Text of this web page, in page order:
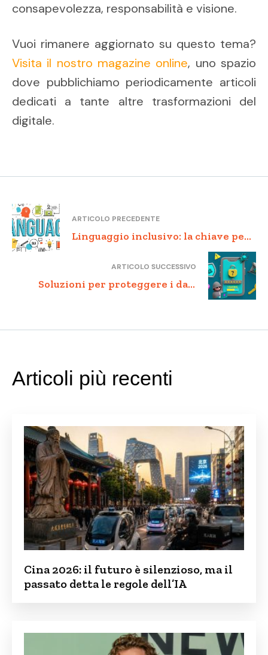
consapevolezza, responsabilità e visione.
Vuoi rimanere aggiornato su questo tema?
Visita il nostro magazine online, uno spazio
dove pubblichiamo periodicamente articoli
dedicati a tante altre trasformazioni del
digitale.
ARTICOLO PRECEDENTE
Linguaggio inclusivo: la chiave per
la divulgazione tecnologica
ARTICOLO SUCCESSIVO
Soluzioni per proteggere i dati
Articoli più recenti
Cina 2026: il futuro è silenzioso, ma il
passato detta le regole dell’IA